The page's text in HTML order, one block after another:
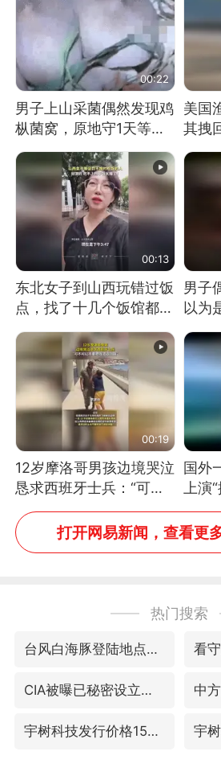
00:22
男子上山采菌偶然发现鸡
枞菌窝，原地守1天等它
长大：挖了140多朵
美国
其拽
震惊
消息
00:13
东北女子到山西玩错过饭
点，找了十几个饭馆都没
开门：午休到几点
男子
以为
燃香
处理
00:19
12岁摩洛哥男孩边境哭泣
恳求西班牙士兵：“可不
可以不要把我遣返回国”
国外
上演
铁棒
打开网易新闻，查看更
热门搜索
台风白海豚登陆地点更新
CIA被曝已秘密设立古巴工作组
宇树科技发行价格150.80元/股